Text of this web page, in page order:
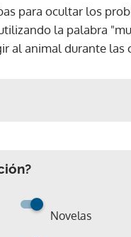
para ocultar los
la palabra
al animal durante las
Novelas